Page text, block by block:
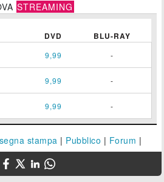
STREAMING
DVD BLU-RAY
9,99 -
9,99 -
9,99 -
stampa | Pubblico | Forum |